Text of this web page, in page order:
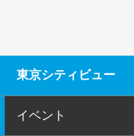
東京シティビュー
イベント